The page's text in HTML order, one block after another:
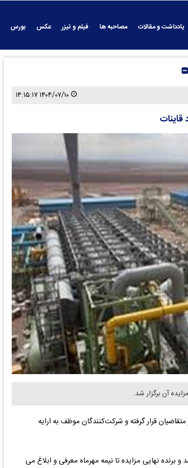
یادداشت و مقالات مصاحبه ها فیلم و تیزر عکس بورس
۱۴۰۴/۰۷/۱۰ ۱۴:۱۵:۱۷
قاینات
آن برگزار شد.
متقاضیان قرار گرفته و شرکت‌کنندگان موظف به ارایه
برنده نهایی مزایده تا نیمه مهرماه معرفی و ابلاغ می‌